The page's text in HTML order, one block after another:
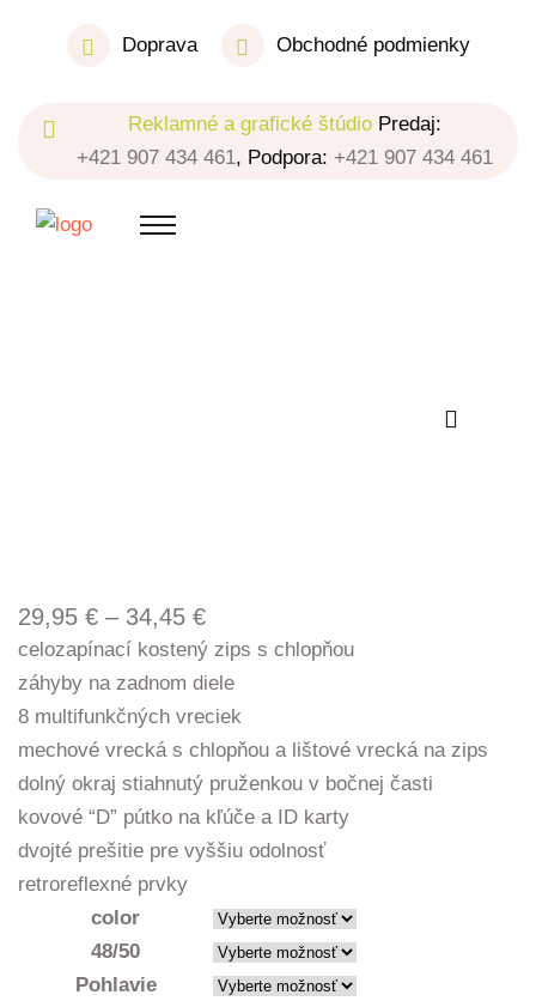
Doprava Obchodné podmienky
Reklamné a grafické štúdio Predaj:
+421 907 434 461, Podpora: +421 907 434 461
29,95 € – 34,45 €Price
range:
29,95 €
through
34,45 €
celozapínací kostený zips s chlopňou
záhyby na zadnom diele
8 multifunkčných vreciek
mechové vrecká s chlopňou a lištové vrecká na zips
dolný okraj stiahnutý pruženkou v bočnej časti
kovové “D” pútko na kľúče a ID karty
dvojté prešitie pre vyššiu odolnosť
retroreflexné prvky
color
48/50
Pohlavie